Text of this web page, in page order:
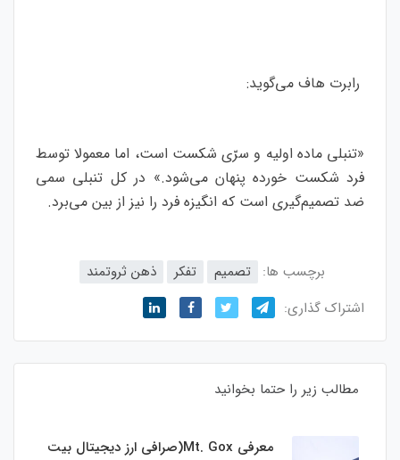
رابرت هاف می‌گوید:
«تنبلی ماده اولیه و سرّی شکست است، اما معمولا توسط
فرد شکست خورده پنهان می‌شود.» در کل تنبلی سمی
ضد تصمیم‌گیری است که انگیزه فرد را نیز از بین می‌برد.
برچسب ها: تصمیم تفکر
ذهن ثروتمند
اشتراک گذاری:
مطالب زیر را حتما بخوانید
معرفی Mt. Gox(صرافی ارز دیجیتال بیت